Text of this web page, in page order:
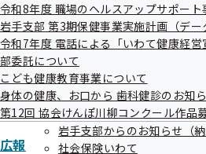
令和8年度 職場のヘルスアップサポート
岩手支部 第3期保健事業実施計画（デー
令和7年度 電話による「いわて健康経
部委託について
こども健康教育事業について
身体の健康、お口から 歯科健診のお知
第12回 協会けんぽ川柳コンクール作品
広報
岩手支部からのお知らせ（
社会保険いわて
日帰り入浴料
→100円割引
『つなぎ温泉 ホテル紫苑』